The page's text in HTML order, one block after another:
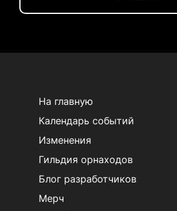
На главную
Календарь событий
Изменения
Гильдия орнаходов
Блог разработчиков
Мерч